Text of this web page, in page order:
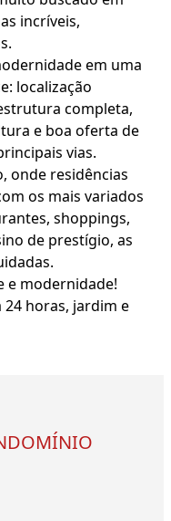
incríveis,
em uma
localização
completa,
e boa oferta de
vias.
onde residências
os mais variados
shoppings,
de prestígio, as
e modernidade!
horas, jardim e